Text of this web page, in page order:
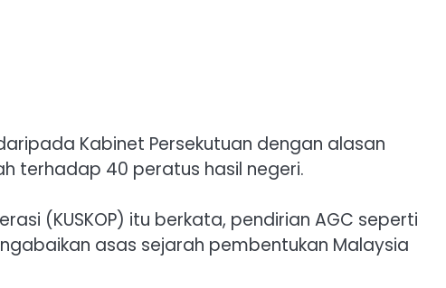
Kabinet Persekutuan dengan alasan
terhadap 40 peratus hasil negeri.
(KUSKOP) itu berkata, pendirian AGC seperti
asas sejarah pembentukan Malaysia